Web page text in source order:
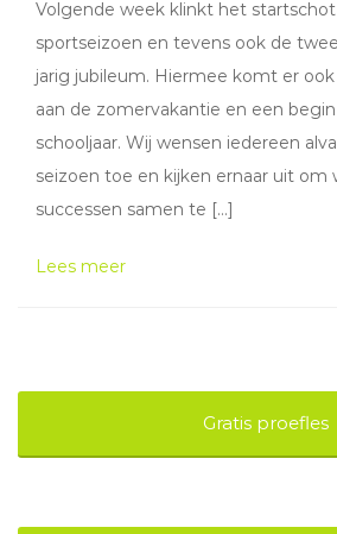
Volgende week klinkt het
sportseizoen en tevens ook de
jarig jubileum. Hiermee komt er
aan de zomervakantie en een
schooljaar. Wij wensen iedereen
seizoen toe en kijken ernaar uit om
successen samen te […]
Lees meer
Gratis proefles